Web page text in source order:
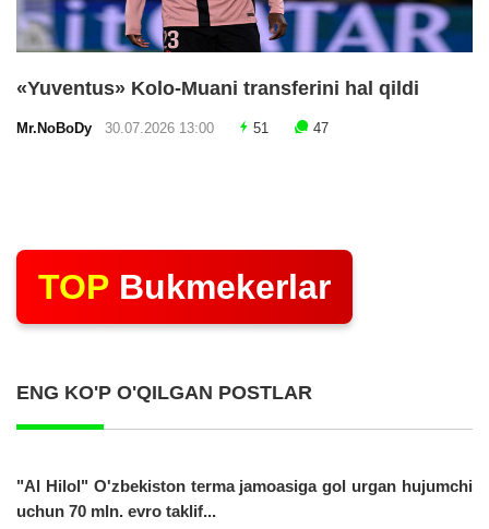
«Yuventus» Kolo-Muani transferini hal qildi
Mr.NoBoDy 30.07.2026 13:00 51 47
TOP Bukmekerlar
ENG KO'P O'QILGAN POSTLAR
"Al Hilol" O'zbekiston terma jamoasiga gol urgan hujumchi
uchun 70 mln. evro taklif...